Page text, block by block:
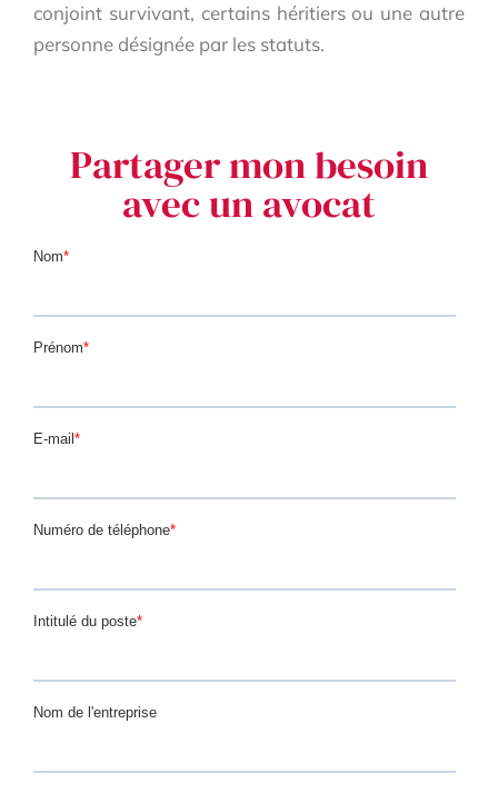
conjoint survivant, certains héritiers ou une autre
personne désignée par les statuts.
Partager mon besoin
avec un avocat